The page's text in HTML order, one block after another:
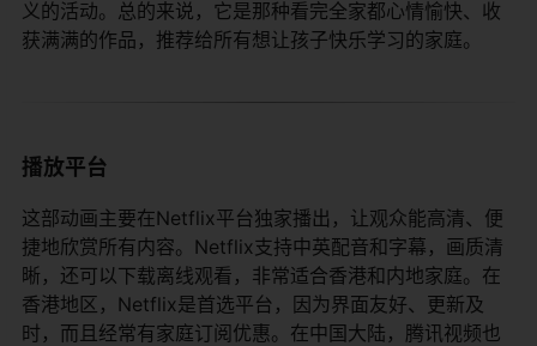
义的活动。总的来说，它是那种看完全家都心情愉快、收
获满满的作品，推荐给所有想让孩子快乐学习的家庭。
播放平台
这部动画主要在Netflix平台独家播出，让观众能高清、便
捷地欣赏所有内容。Netflix支持中英配音和字幕，画质清
晰，还可以下载离线观看，非常适合香港和内地家庭。在
香港地区，Netflix是首选平台，因为界面友好、更新及
时，而且经常有家庭订阅优惠。在中国大陆，腾讯视频也